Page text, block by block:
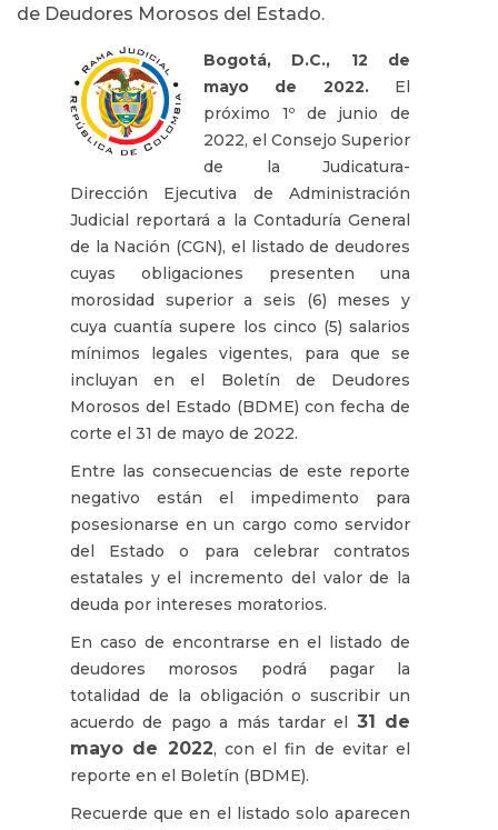
de Deudores Morosos del Estado.
Bogotá, D.C., 12 de
mayo de 2022.El
próximo 1º de junio de
2022, el Consejo Superior
de la Judicatura-
Dirección Ejecutiva de Administración
Judicial reportará a la Contaduría General
de la Nación (CGN), el listado de deudores
cuyas obligaciones presenten una
morosidad superior a seis (6) meses y
cuya cuantía supere los cinco (5) salarios
mínimos legales vigentes, para que se
incluyan en el Boletín de Deudores
Morosos del Estado (BDME) con fecha de
corte el 31 de mayo de 2022.
Entre las consecuencias de este reporte
negativo están el impedimento para
posesionarse en un cargo como servidor
del Estado o para celebrar contratos
estatales y el incremento del valor de la
deuda por intereses moratorios.
En caso de encontrarse en el listado de
deudores morosos podrá pagar la
totalidad de la obligación o suscribir un
acuerdo de pago a más tardar el 31 de
mayo de 2022, con el fin de evitar el
reporte en el Boletín (BDME).
Recuerde que en el listado solo aparecen